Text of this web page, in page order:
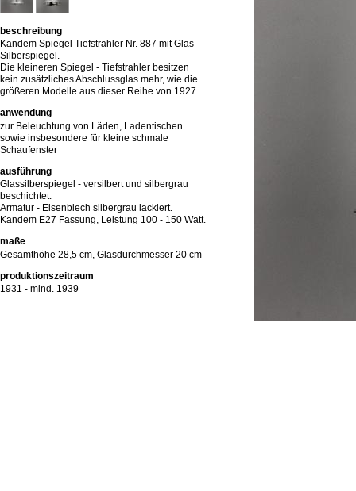
beschreibung
Kandem Spiegel Tiefstrahler Nr. 887 mit Glas
Silberspiegel.
Die kleineren Spiegel - Tiefstrahler besitzen
kein zusätzliches Abschlussglas mehr, wie die
größeren Modelle aus dieser Reihe von 1927.
anwendung
zur Beleuchtung von Läden, Ladentischen
sowie insbesondere für kleine schmale
Schaufenster
ausführung
Glassilberspiegel - versilbert und silbergrau
beschichtet.
Armatur - Eisenblech silbergrau lackiert.
Kandem E27 Fassung, Leistung 100 - 150 Watt.
maße
Gesamthöhe 28,5 cm, Glasdurchmesser 20 cm
produktionszeitraum
1931 - mind. 1939